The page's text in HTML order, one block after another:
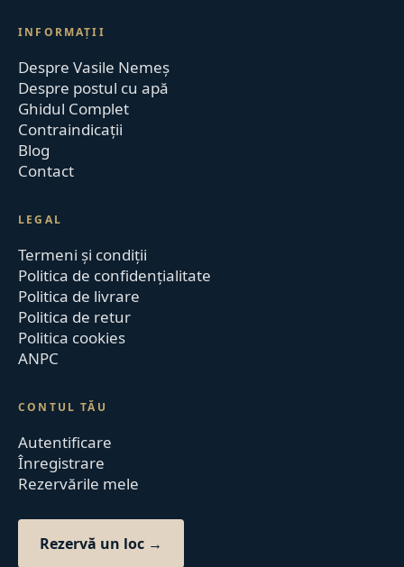
INFORMAȚII
Despre Vasile Nemeș
Despre postul cu apă
Ghidul Complet
Contraindicații
Blog
Contact
LEGAL
Termeni și condiții
Politica de confidențialitate
Politica de livrare
Politica de retur
Politica cookies
ANPC
CONTUL TĂU
Autentificare
Înregistrare
Rezervările mele
Rezervă un loc →